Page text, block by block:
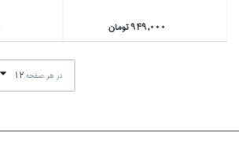
949,000 تومان
در هر صفحه12